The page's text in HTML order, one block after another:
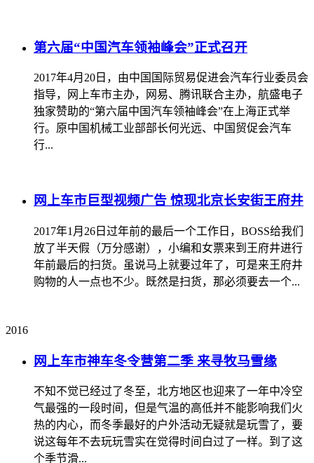
第六届“中国汽车领袖峰会”正式召开
2017年4月20日，由中国国际贸易促进会汽车行业委员会
指导，网上车市主办，网易、腾讯联合主办，航盛电子
独家赞助的“第六届中国汽车领袖峰会”在上海正式举
行。原中国机械工业部部长何光远、中国贸促会汽车
行...
网上车市巨型视频广告 惊现北京长安街王府井
2017年1月26日过年前的最后一个工作日，BOSS给我们
放了半天假（万分感谢），小编和女票来到王府井进行
年前最后的扫货。虽说马上就要过年了，可是来王府井
购物的人一点也不少。既然是扫货，那必须要去一个...
2016
网上车市神车冬令营第二季 来寻牧马雪缘
不知不觉已经过了冬至，北方地区也迎来了一年中冷空
气最强的一段时间，但是气温的高低并不能影响我们火
热的内心，而冬季最好的户外活动无疑就是玩雪了，要
说这每年不去玩玩雪实在觉得时间白过了一样。到了这
个季节滑...